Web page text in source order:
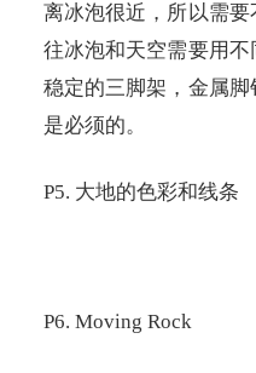
离冰泡很近，所以需
往冰泡和天空需要用不
稳定的三脚架，金属
是必须的。
P5. 大地的色彩和线条
P6. Moving Rock